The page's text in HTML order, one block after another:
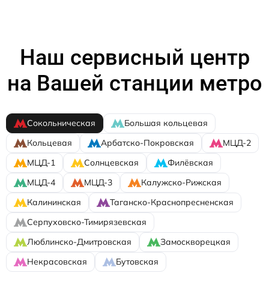
Наш сервисный центр
на Вашей станции метро
Сокольническая
Большая кольцевая
Кольцевая
Арбатско-Покровская
МЦД-2
МЦД-1
Солнцевская
Филёвская
МЦД-4
МЦД-3
Калужско-Рижская
Калининская
Таганско-Краснопресненская
Серпуховско-Тимирязевская
Люблинско-Дмитровская
Замоскворецкая
Некрасовская
Бутовская